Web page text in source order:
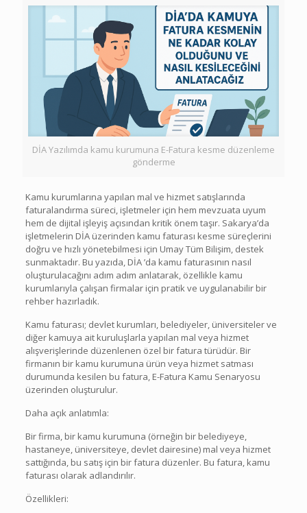
DİA Yazılımda kamu kurumuna E-Fatura kesme düzenleme
gönderme
Kamu kurumlarına yapılan mal ve hizmet satışlarında
faturalandırma süreci, işletmeler için hem mevzuata uyum
hem de dijital işleyiş açısından kritik önem taşır. Sakarya’da
işletmelerin DİA üzerinden kamu faturası kesme süreçlerini
doğru ve hızlı yönetebilmesi için Umay Tüm Bilişim, destek
sunmaktadır. Bu yazıda, DİA ’da kamu faturasının nasıl
oluşturulacağını adım adım anlatarak, özellikle kamu
kurumlarıyla çalışan firmalar için pratik ve uygulanabilir bir
rehber hazırladık.
Kamu faturası; devlet kurumları, belediyeler, üniversiteler ve
diğer kamuya ait kuruluşlarla yapılan mal veya hizmet
alışverişlerinde düzenlenen özel bir fatura türüdür. Bir
firmanın bir kamu kurumuna ürün veya hizmet satması
durumunda kesilen bu fatura, E-Fatura Kamu Senaryosu
üzerinden oluşturulur.
Daha açık anlatımla:
Bir firma, bir kamu kurumuna (örneğin bir belediyeye,
hastaneye, üniversiteye, devlet dairesine) mal veya hizmet
sattığında, bu satış için bir fatura düzenler. Bu fatura, kamu
faturası olarak adlandırılır.
Özellikleri: